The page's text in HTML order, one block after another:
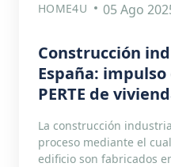
HOME4U 05 Ago
Construcción
España:
PERTE de
La construcción
proceso mediante el
edificio son fabricados